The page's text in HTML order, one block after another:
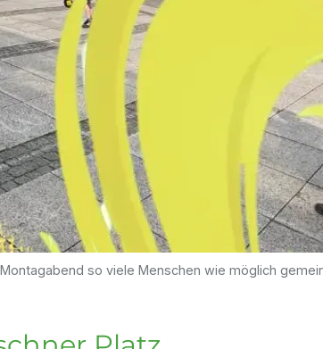
so viele Menschen wie möglich